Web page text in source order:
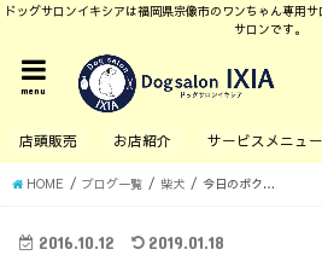
ドッグサロンイキシアは福岡県宗像市のワンちゃん専用
サロンです。
menu
店頭販売 お店紹介 サービスメニュー
HOME ブログ一覧 柴犬 今日のボク…
2016.10.12 2019.01.18